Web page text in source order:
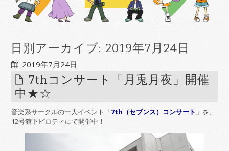
日別アーカイブ: 2019年7月24日
2019年7月24日
7thコンサート「月兎月夜」開催
中★☆
音楽系サークルの一大イベント「7th（セブンス）コンサート 」を、
12号館下ピロティにて開催中！